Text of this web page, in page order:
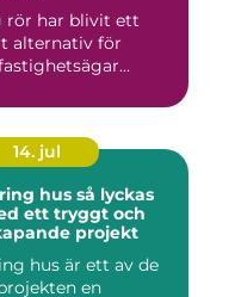
rör har blivit ett
alternativ för
14. jul
så lyckas
ett tryggt och
projekt
hus är ett av de
en